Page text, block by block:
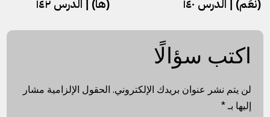
(نَعَم) | الدرس ١٤٠
(ها) | الدرس ١٤٢
اكتب سؤالًا
لن يتم نشر عنوان بريدك الإلكتروني. الحقول الإلزامية مشار
إليها بـ*